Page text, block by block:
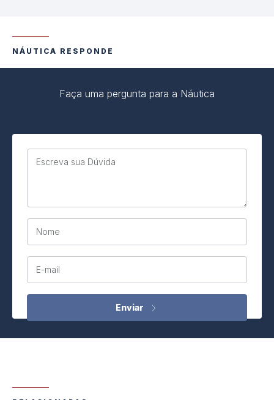
NÁUTICA RESPONDE
Faça uma pergunta para a Náutica
Escreva sua Dúvida
Nome
E-mail